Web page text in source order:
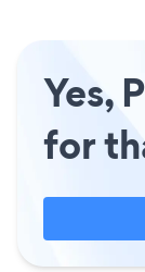
Yes,
for